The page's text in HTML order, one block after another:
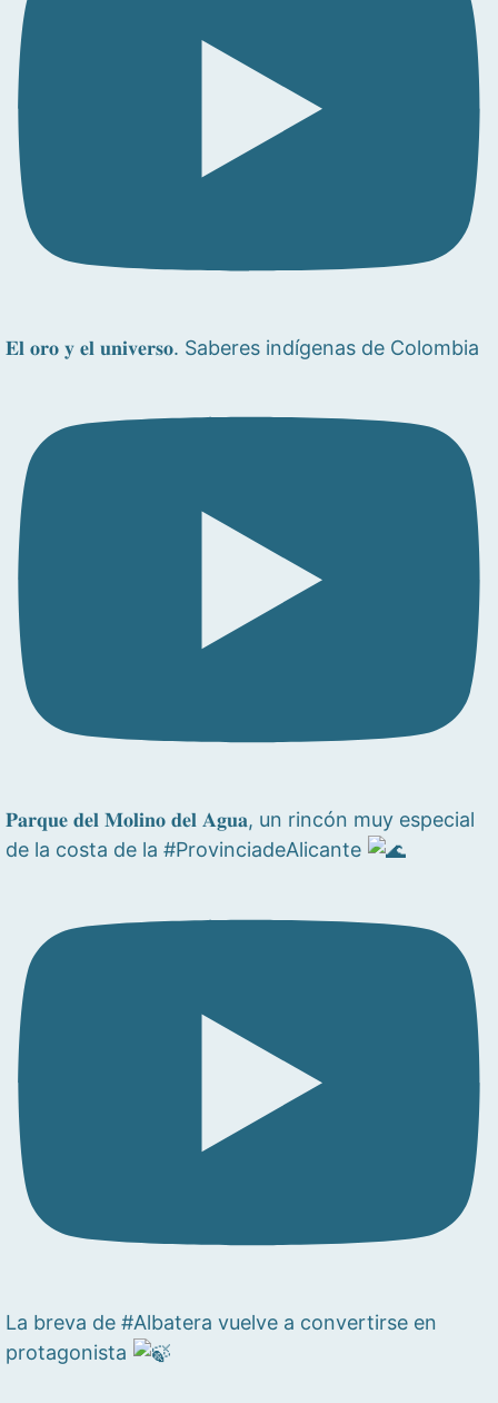
𝐄𝐥 𝐨𝐫𝐨 𝐲 𝐞𝐥 𝐮𝐧𝐢𝐯𝐞𝐫𝐬𝐨. Saberes indígenas de Colombia
𝐏𝐚𝐫𝐪𝐮𝐞 𝐝𝐞𝐥 𝐌𝐨𝐥𝐢𝐧𝐨 𝐝𝐞𝐥 𝐀𝐠𝐮𝐚, un rincón muy especial
de la costa de la #ProvinciadeAlicante
La breva de #Albatera vuelve a convertirse en
protagonista